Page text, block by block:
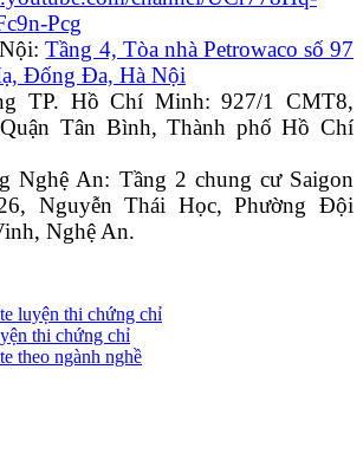
Pcg
Nội:Tầng 4, Tòa nhà Petrowaco số 97
Đống Đa, Hà Nội
TP. Hồ Chí Minh: 927/1 CMT8,
Tân Bình, Thành phố Hồ Chí
Nghệ An: Tầng 2 chung cư Saigon
Nguyễn Thái Học, Phường Đội
Nghệ An.
luyện thi chứng chỉ
thi chứng chỉ
theo ngành nghề